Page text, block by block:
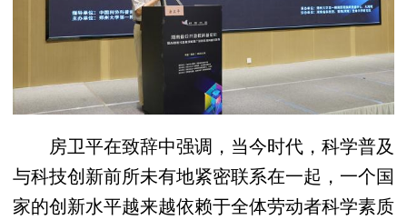
房卫平在致辞中强调，当今时代，科学普及
与科技创新前所未有地紧密联系在一起，一个国
家的创新水平越来越依赖于全体劳动者科学素质